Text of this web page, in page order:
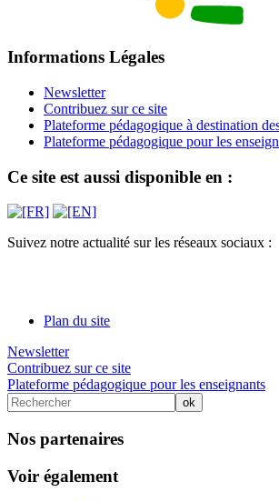
Informations Légales
Newsletter
Contribuez sur ce site
Plateforme pédagogique à destination
Plateforme pédagogique pour les
Ce site est aussi disponible en :
Suivez notre actualité sur les réseaux sociaux :
Plan du site
Newsletter
Contribuez sur ce site
Plateforme pédagogique pour les enseignants
Nos partenaires
Voir également